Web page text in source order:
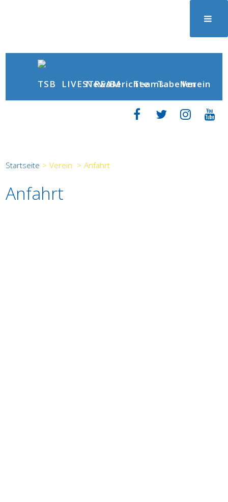
LIVESTREAM
NewsBerichteTeamsTabellenVerein
Startseite > Verein > Anfahrt
Anfahrt